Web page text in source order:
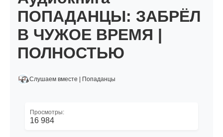
ПОПАДАНЦЫ: ЗАБРЁЛ
В ЧУЖОЕ ВРЕМЯ |
ПОЛНОСТЬЮ
Слушаем вместе | Попаданцы
Просмотры:
16 984